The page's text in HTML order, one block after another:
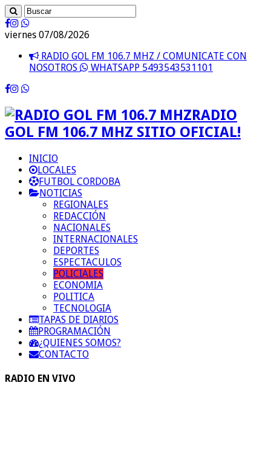
viernes 07/08/2026
RADIO GOL FM 106.7 MHZ / COMUNICATE CON
NOSOTROS
WHATSAPP 5493543531101
RADIO
GOL FM 106.7 MHZ SITIO OFICIAL!
INICIO
LOCALES
FUTBOL CORDOBA
NOTICIAS
REGIONALES
REDACCIÓN
NACIONALES
INTERNACIONALES
DEPORTES
ESPECTACULOS
POLICIALES
ECONOMIA
POLITICA
TECNOLOGIA
TAPAS DE DIARIOS
PROGRAMACIÓN
¿QUIENES SOMOS?
CONTACTO
RADIO EN VIVO